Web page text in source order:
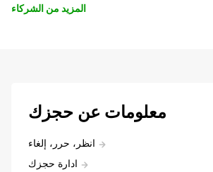
المزيد من الشركاء
معلومات عن حجزك
انظر، حرر، إلغاء
ادارة حجزك